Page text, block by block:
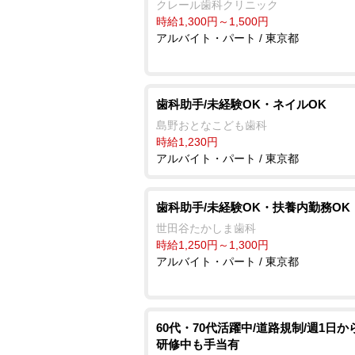
クレール歯科クリニック
時給1,300円～1,500円
アルバイト・パート / 東京都
歯科助手/未経験OK・ネイルOK
島野おとなこども歯科
時給1,230円
アルバイト・パート / 東京都
歯科助手/未経験OK・扶養内勤務OK
世田谷たかしま歯科
時給1,250円～1,300円
アルバイト・パート / 東京都
60代・70代活躍中/道路規制/週1日か
研修中も手当有